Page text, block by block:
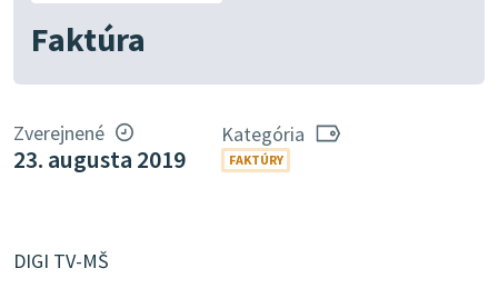
Faktúra
Zverejnené
23. augusta 2019
Kategória
FAKTÚRY
DIGI TV-MŠ